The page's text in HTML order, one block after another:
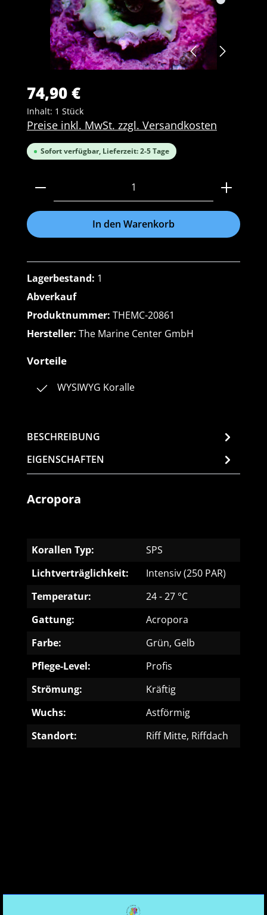
74,90 €
Inhalt: 1 Stück
Preise inkl. MwSt. zzgl. Versandkosten
Sofort verfügbar, Lieferzeit: 2-5 Tage
Produkt Anzahl: Gib den gewünschten Wert
In den Warenkorb
Lagerbestand: 1
Abverkauf
Produktnummer: THEMC-20861
Hersteller: The Marine Center GmbH
Vorteile
WYSIWYG Koralle
BESCHREIBUNG
EIGENSCHAFTEN
Acropora
Korallen Typ:
SPS
Lichtverträglichkeit:
Intensiv (250 PAR)
Temperatur:
24 - 27 °C
Gattung:
Acropora
Farbe:
Grün, Gelb
Pflege-Level:
Profis
Strömung:
Kräftig
Wuchs:
Astförmig
Standort:
Riff Mitte, Riffdach